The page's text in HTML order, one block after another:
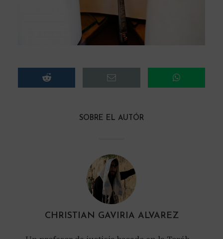
SOBRE EL AUTÓR
CHRISTIAN GAVIRIA ALVAREZ